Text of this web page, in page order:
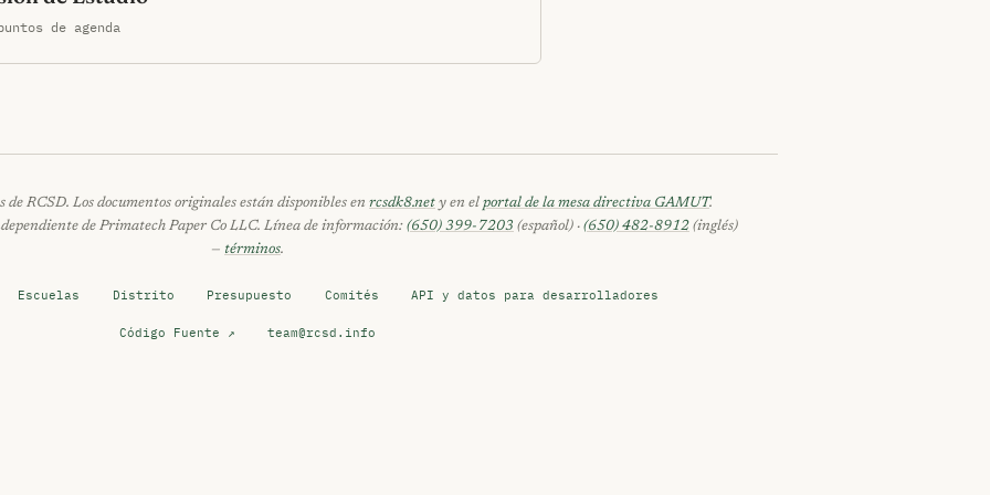
de agenda
de RCSD. Los documentos originales están disponibles en rcsdk8.net y en el portal de la mesa directiva GAMUT.
de Primatech Paper Co LLC. Línea de información: (650) 399-7203 (español) · (650) 482-8912 (inglés)
— términos.
Escuelas Distrito Presupuesto Comités API y datos para desarrolladores
Código Fuente ↗ team@rcsd.info